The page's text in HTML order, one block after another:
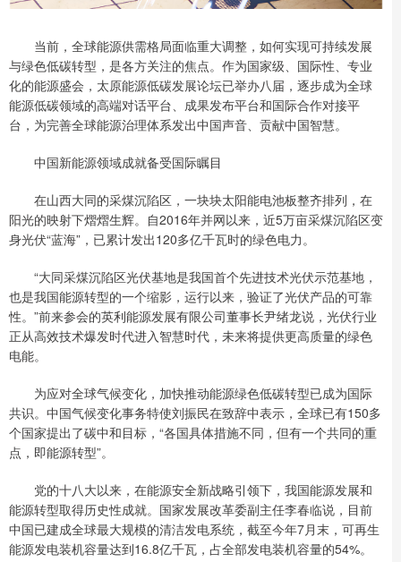
当前，全球能源供需格局面临重大调整，如何实现可持续发展
与绿色低碳转型，是各方关注的焦点。作为国家级、国际性、专业
化的能源盛会，太原能源低碳发展论坛已举办八届，逐步成为全球
能源低碳领域的高端对话平台、成果发布平台和国际合作对接平
台，为完善全球能源治理体系发出中国声音、贡献中国智慧。
中国新能源领域成就备受国际瞩目
在山西大同的采煤沉陷区，一块块太阳能电池板整齐排列，在
阳光的映射下熠熠生辉。自2016年并网以来，近5万亩采煤沉陷区变
身光伏“蓝海”，已累计发出120多亿千瓦时的绿色电力。
“大同采煤沉陷区光伏基地是我国首个先进技术光伏示范基地，
也是我国能源转型的一个缩影，运行以来，验证了光伏产品的可靠
性。”前来参会的英利能源发展有限公司董事长尹绪龙说，光伏行业
正从高效技术爆发时代进入智慧时代，未来将提供更高质量的绿色
电能。
为应对全球气候变化，加快推动能源绿色低碳转型已成为国际
共识。中国气候变化事务特使刘振民在致辞中表示，全球已有150多
个国家提出了碳中和目标，“各国具体措施不同，但有一个共同的重
点，即能源转型”。
党的十八大以来，在能源安全新战略引领下，我国能源发展和
能源转型取得历史性成就。国家发展改革委副主任李春临说，目前
中国已建成全球最大规模的清洁发电系统，截至今年7月末，可再生
能源发电装机容量达到16.8亿千瓦，占全部发电装机容量的54%。